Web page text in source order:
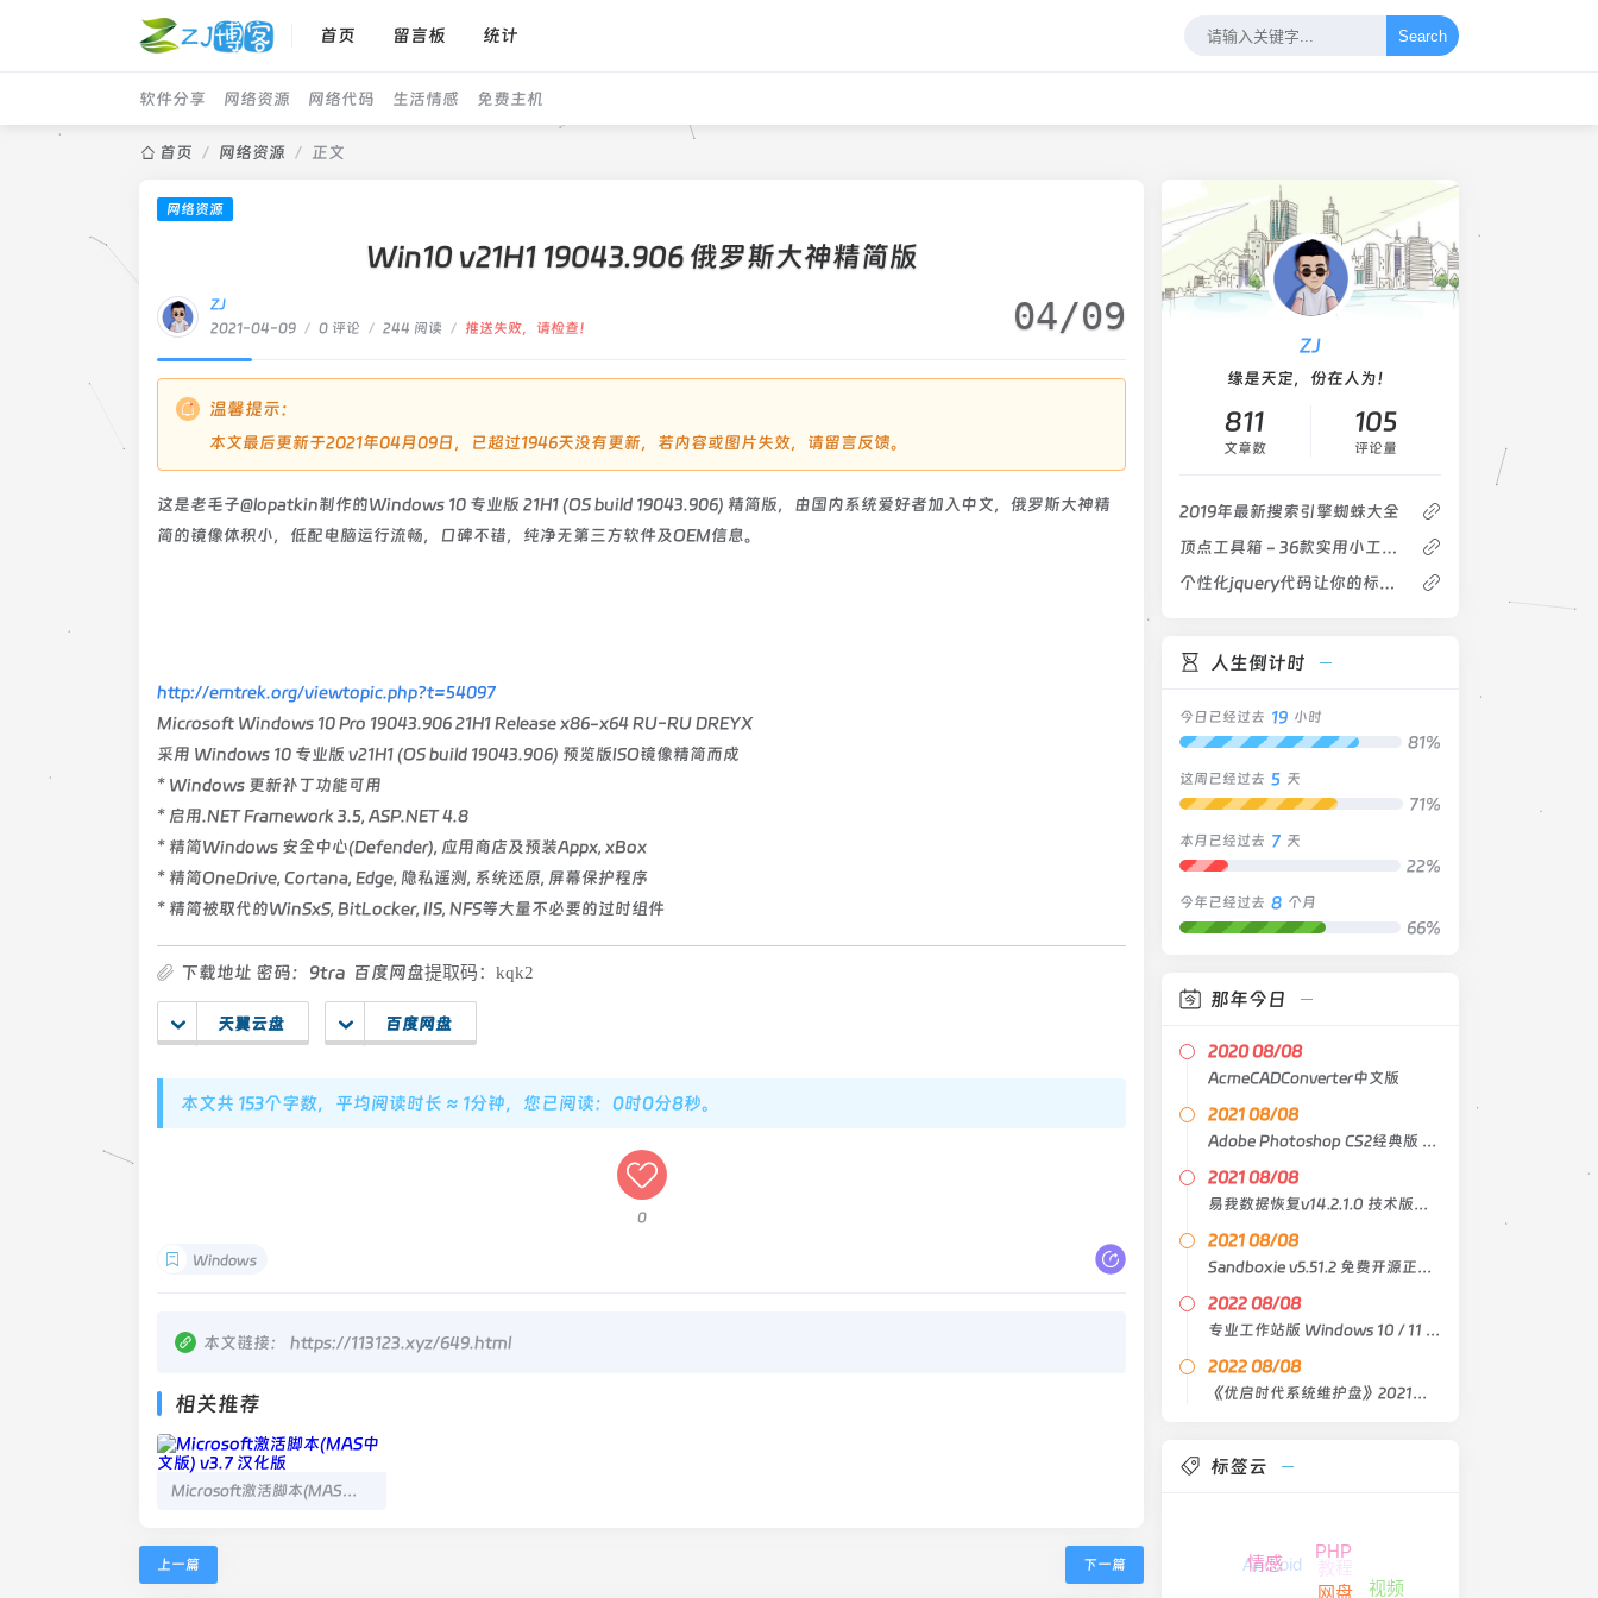
首页 留言板 统计 Search
软件分享 网络资源 网络代码 生活情感 免费主机
首页 / 网络资源 / 正文
网络资源
Win10 v21H1 19043.906 俄罗斯大神精简版
ZJ
2021-04-09 / 0 评论 / 244 阅读 / 推送失败，请检查！ 04/09
温馨提示：
本文最后更新于2021年04月09日，已超过1946天没有更新，若内容或图片失效，请留言反馈。
这是老毛子@lopatkin制作的Windows 10 专业版 21H1 (OS build 19043.906) 精简版，由国内系统爱好者加入中文，俄罗斯大神精
简的镜像体积小，低配电脑运行流畅，口碑不错，纯净无第三方软件及OEM信息。
http://emtrek.org/viewtopic.php?t=54097
Microsoft Windows 10 Pro 19043.906 21H1 Release x86-x64 RU-RU DREYX
采用 Windows 10 专业版 v21H1 (OS build 19043.906) 预览版ISO镜像精简而成
* Windows 更新补丁功能可用
* 启用.NET Framework 3.5, ASP.NET 4.8
* 精简Windows 安全中心(Defender), 应用商店及预装Appx, xBox
* 精简OneDrive, Cortana, Edge, 隐私遥测, 系统还原, 屏幕保护程序
* 精简被取代的WinSxS, BitLocker, IIS, NFS等大量不必要的过时组件
下载地址 密码：9tra 百度网盘提取码：kqk2
天翼云盘 百度网盘
本文共 153个字数，平均阅读时长 ≈ 1分钟，您已阅读：0时0分9秒。
0
Windows
本文链接： https://113123.xyz/649.html
相关推荐
Microsoft激活脚本(MAS中文版) v3.7 汉化版
上一篇 下一篇
ZJ
缘是天定，份在人为！
811
文章数
105
评论量
2019年最新搜索引擎蜘蛛大全
顶点工具箱 - 36款实用小工具软件的合集
个性化jquery代码让你的标题栏滚动起来
人生倒计时
今日已经过去 19 小时
81%
这周已经过去 5 天
71%
本月已经过去 7 天
22%
今年已经过去 8 个月
66%
那年今日
2020 08/08
AcmeCADConverter中文版
2021 08/08
Adobe Photoshop CS2经典版 中文原版
2021 08/08
易我数据恢复v14.2.1.0 技术版绿色版
2021 08/08
Sandboxie v5.51.2 免费开源正式版
2022 08/08
专业工作站版 Windows 10 / 11 21H2 Lite X64 4in1
2022 08/08
《优启时代系统维护盘》2021臻藏版
标签云
Android 教程
情感
PHP
视频